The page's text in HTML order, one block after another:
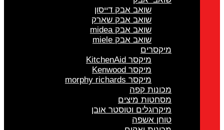
שואב אבק דייסון
שואב אבק שארק
שואב אבק midea
שואב אבק miele
מיקסרים
מיקסר KitchenAid
מיקסר Kenwood
מיקסר morphy richards
מכונות קפה
מסחטות מיצים
מיקרוגלים וטוסטר אובן
טוחן אשפה